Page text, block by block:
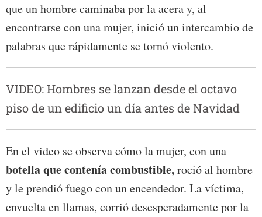
que un hombre caminaba por la acera y, al
encontrarse con una mujer, inició un intercambio de
palabras que rápidamente se tornó violento.
VIDEO: Hombres se lanzan desde el octavo
piso de un edificio un día antes de Navidad
En el video se observa cómo la mujer, con una
botella que contenía combustible,roció al hombre
y le prendió fuego con un encendedor. La víctima,
envuelta en llamas, corrió desesperadamente por la